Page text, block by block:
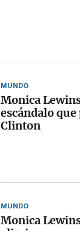
MUNDO
Monica
escándalo
Clinton
MUNDO
Monica